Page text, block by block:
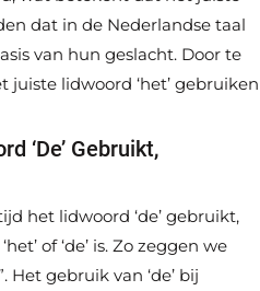
dat in de Nederlandse taal
van hun geslacht. Door te
juiste lidwoord ‘het’ gebruiken
‘de’ Gebruikt,
het lidwoord ‘de’ gebruikt,
of ‘de’ is. Zo zeggen we
Het gebruik van ‘de’ bij